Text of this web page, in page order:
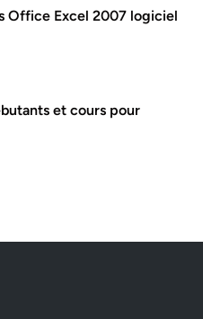
Office Excel 2007 logiciel
et cours pour